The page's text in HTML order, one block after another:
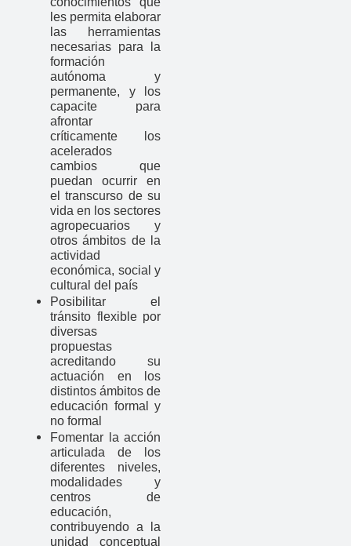
les permita elaborar
las herramientas
necesarias para la
formación
autónoma y
permanente, y los
capacite para
afrontar
críticamente los
acelerados
cambios que
puedan ocurrir en
el transcurso de su
vida en los sectores
agropecuarios y
otros ámbitos de la
actividad
económica, social y
cultural del país
Posibilitar el
tránsito flexible por
diversas
propuestas
acreditando su
actuación en los
distintos ámbitos de
educación formal y
no formal
Fomentar la acción
articulada de los
diferentes niveles,
modalidades y
centros de
educación,
contribuyendo a la
unidad conceptual